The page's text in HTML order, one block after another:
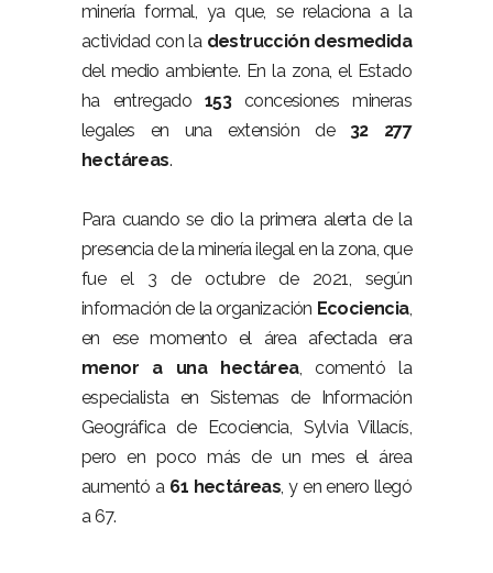
minería formal, ya que, se relaciona a la
actividad con la destrucción desmedida
del medio ambiente. En la zona, el Estado
ha entregado 153concesiones mineras
legales en una extensión de 32 277
hectáreas.
Para cuando se dio la primera alerta de la
presencia de la minería ilegal en la zona, que
fue el 3 de octubre de 2021, según
información de la organización Ecociencia,
en ese momento el área afectada era
menor a una hectárea, comentó la
especialista en Sistemas de Información
Geográfica de Ecociencia, Sylvia Villacís,
pero en poco más de un mes el área
aumentó a 61 hectáreas, y en enero llegó
a 67.